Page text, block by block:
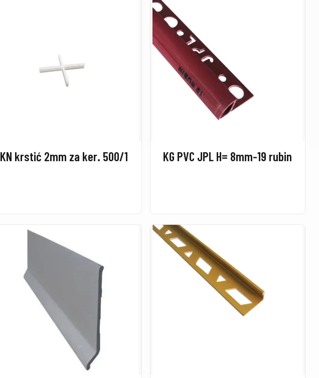
KN krstić 2mm za ker. 500/1 KG PVC JPL H= 8mm-19 rubin